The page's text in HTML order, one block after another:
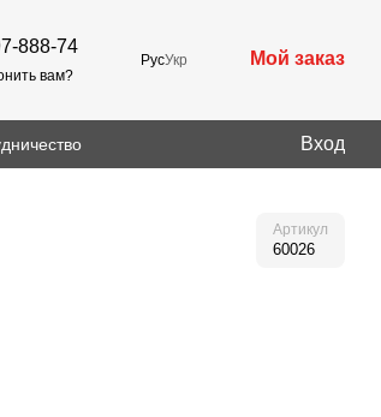
888-74
вам?
РусУкр Мой заказ
Вход
Артикул
60026